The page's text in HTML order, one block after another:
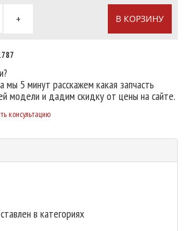
+ В КОРЗИНУ
мы 5 минут расскажем какая запчасть
модели и дадим скидку от цены на сайте.
консультацию
в категориях